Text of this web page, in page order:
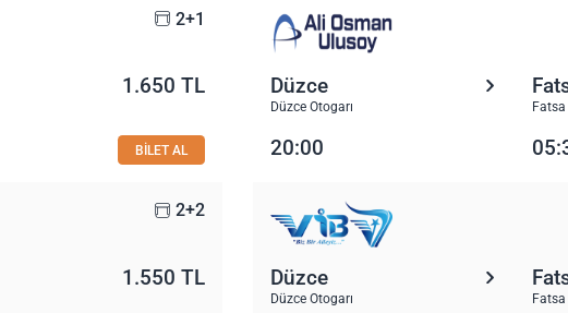
2+1
1.650 TL
BİLET AL
Düzce
Düzce Otogarı Fatsa
20:00
2+2
1.550 TL Düzce
Düzce Otogarı Fatsa